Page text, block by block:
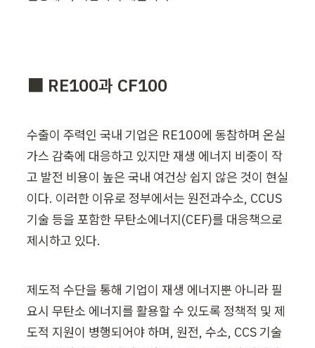
⬛ RE100과 CF100
수출이 주력인 국내 기업은 RE100에 동참하며 온실
가스 감축에 대응하고 있지만 재생 에너지 비중이 작
고 발전 비용이 높은 국내 여건상 쉽지 않은 것이 현실
이다. 이러한 이유로 정부에서는 원전과수소, CCUS
기술 등을 포함한 무탄소에너지(CEF)를 대응책으로
제시하고 있다.
제도적 수단을 통해 기업이 재생 에너지뿐 아니라 필
요시 무탄소 에너지를 활용할 수 있도록 정책적 및 제
도적 지원이 병행되어야 하며, 원전, 수소, CCS 기술